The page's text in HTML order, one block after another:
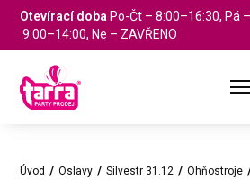
Otevírací doba Po-Čt – 8:00–16:30, Pá
9:00–14:00, Ne – ZAVŘENO
Úvod Oslavy Silvestr 31.12 Ohňostroje